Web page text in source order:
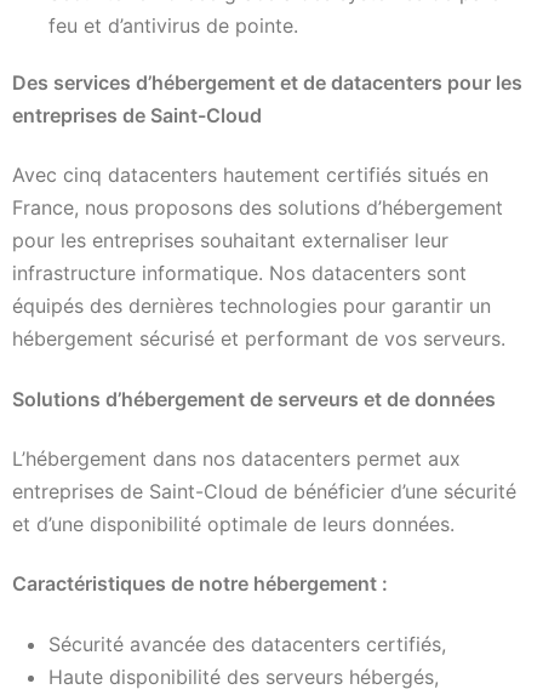
feu et d’antivirus de pointe.
Des services d’hébergement et de datacenters pour les
entreprises de Saint-Cloud
Avec cinq datacenters hautement certifiés situés en
France, nous proposons des solutions d’hébergement
pour les entreprises souhaitant externaliser leur
infrastructure informatique. Nos datacenters sont
équipés des dernières technologies pour garantir un
hébergement sécurisé et performant de vos serveurs.
Solutions d’hébergement de serveurs et de données
L’hébergement dans nos datacenters permet aux
entreprises de Saint-Cloud de bénéficier d’une sécurité
et d’une disponibilité optimale de leurs données.
Caractéristiques de notre hébergement :
Sécurité avancée des datacenters certifiés,
Haute disponibilité des serveurs hébergés,